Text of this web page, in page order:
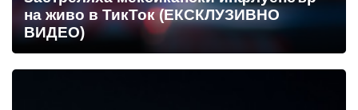
на живо в ТикТок (ЕКСКЛУЗИВНО
ВИДЕО)